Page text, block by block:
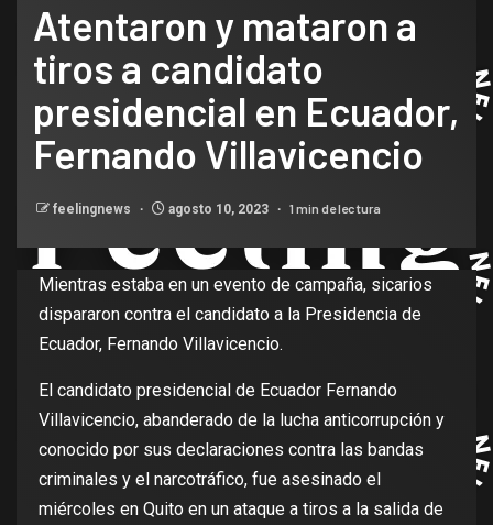
Atentaron y mataron a
tiros a candidato
presidencial en Ecuador,
Fernando Villavicencio
feelingnews agosto 10, 2023 1 min de lectura
Mientras estaba en un evento de campaña, sicarios
dispararon contra el candidato a la Presidencia de
Ecuador, Fernando Villavicencio.
El candidato presidencial de Ecuador Fernando
Villavicencio, abanderado de la lucha anticorrupción y
conocido por sus declaraciones contra las bandas
criminales y el narcotráfico, fue asesinado el
miércoles en Quito en un ataque a tiros a la salida de